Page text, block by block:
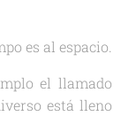
es al espacio.
el llamado
está lleno